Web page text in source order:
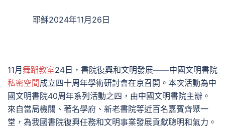
耶穌2024年11月26日
11月 舞蹈教室24日，書院復興和文明發展——中國文明書院
私密空間成立四十周年學術研討會在京召開。本次活動為中
國文明書院40周年系列活動之四，由中國文明書院主辦。
來自當局機關、著名學府、新老書院等近百名嘉賓齊聚一
堂，為我國書院復興任務和文明事業發展貢獻聰明和氣力。